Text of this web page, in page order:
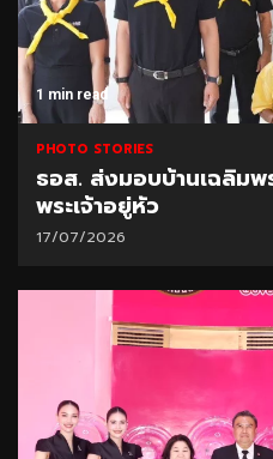
1 min read
PHOTO STORIES
ธอส. ส่งมอบบ้านเฉลิมพ
พระเจ้าอยู่หัว
17/07/2026